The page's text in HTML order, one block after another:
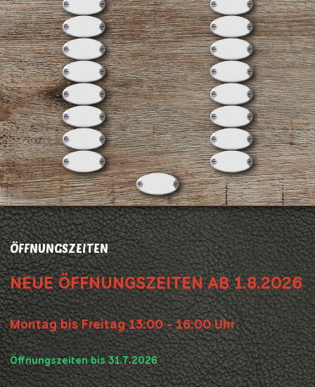
ÖFFNUNGSZEITEN
NEUE ÖFFNUNGSZEITEN AB 1.8.2026
Montag bis Freitag 13:00 - 16:00 Uhr
Öffnungszeiten bis 31.7.2026